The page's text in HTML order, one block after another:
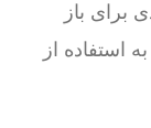
برای باز
استفاده از